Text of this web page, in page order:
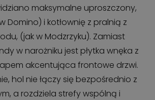
maksymalne uproszczony,
Domino) i kotłownię z pralnią z
(jak w Modzrzyku). Zamiast
w narożniku jest płytka wnęka z
akcentująca frontowe drzwi.
hol nie łączy się bezpośrednio z
a rozdziela strefy wspólną i